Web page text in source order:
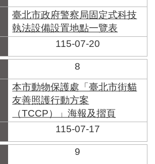
臺北市政府警察局固定式科技
執法設備設置地點一覽表
115-07-20
8
本市動物保護處「臺北市街貓
友善照護行動方案
（TCCP）」海報及摺頁
115-07-17
9